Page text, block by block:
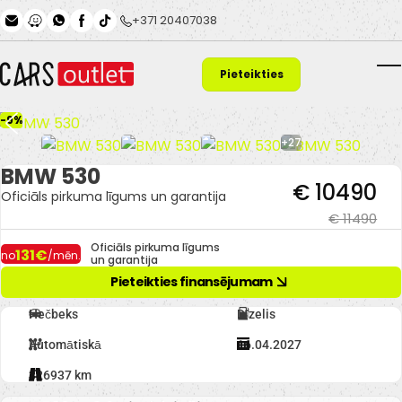
Skip to main content+371 20407038
Pieteikties
finansējumam
-9%
+27
BMW 530
Oficiāls pirkuma līgums un garantija
€ 11490
€ 10490
no131€/mēn.
Oficiāls pirkuma līgums
un garantija
Pieteikties finansējumam
Hečbeks Dīzelis
Automātiskā 16.04.2027
326937 km